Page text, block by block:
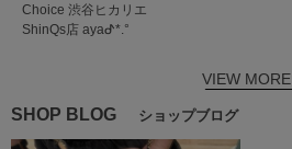
Choice 渋谷ヒカリエ
ShinQs店 ayaᕷ*.°
VIEW MORE
SHOP BLOG ショップブログ